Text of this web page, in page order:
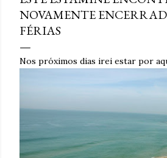
NOVAMENTE
FÉRIAS
Nos próximos dias irei estar por